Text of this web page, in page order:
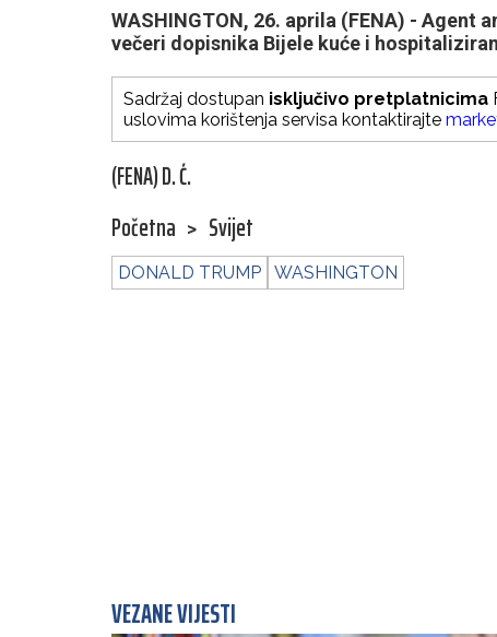
WASHINGTON, 26. aprila (FENA) - Agent
večeri dopisnika Bijele kuće i
Sadržaj dostupan isključivo pretplatnicima
uslovima korištenja servisa kontaktirajte
(FENA) D. Ć.
Početna > Svijet
DONALD TRUMP WASHINGTON
VEZANE VIJESTI